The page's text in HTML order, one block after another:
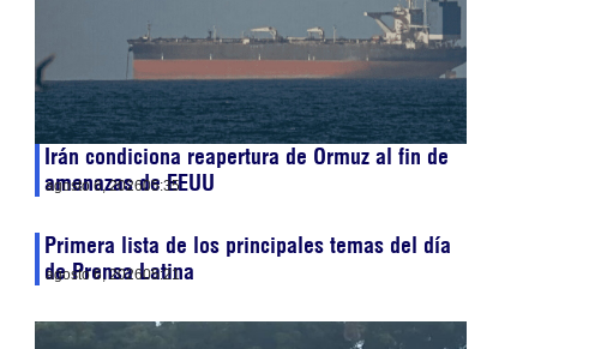
Irán condiciona reapertura de Ormuz al fin de
amenazas de EEUU
agosto 6, 202605:35
Primera lista de los principales temas del día
de Prensa Latina
agosto 6, 202605:21